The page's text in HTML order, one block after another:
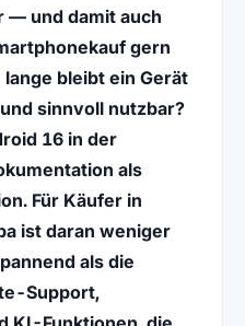
— und damit auch
gern
bleibt ein Gerät
sinnvoll nutzbar?
16 in der
als
Für Käufer in
ist daran weniger
als die
Support,